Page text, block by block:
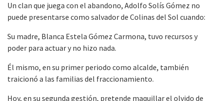
Un clan que juega con el abandono, Adolfo Solís Gómez no
puede presentarse como salvador de Colinas del Sol cuando:
Su madre, Blanca Estela Gómez Carmona, tuvo recursos y
poder para actuar y no hizo nada.
Él mismo, en su primer periodo como alcalde, también
traicionó a las familias del fraccionamiento.
Hoy, en su segunda gestión, pretende maquillar el olvido de